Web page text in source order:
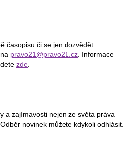
časopisu či se jen dozvědět
pravo21@pravo21.cz . Informace
zde
a zajímavosti nejen ze světa práva
novinek můžete kdykoli odhlásit.